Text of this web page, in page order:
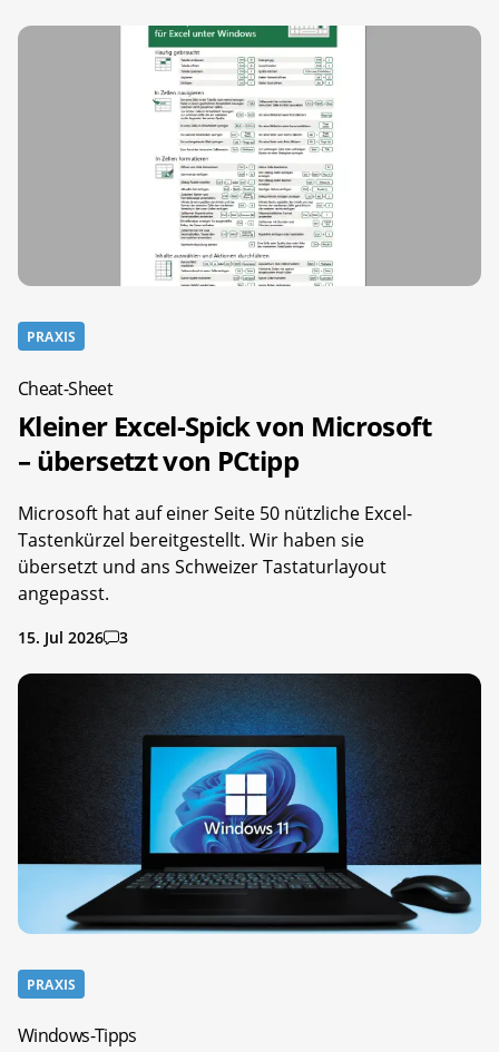
PRAXIS
Cheat-Sheet
Kleiner Excel-Spick von Microsoft
– übersetzt von PCtipp
Microsoft hat auf einer Seite 50 nützliche Excel-
Tastenkürzel bereitgestellt. Wir haben sie
übersetzt und ans Schweizer Tastaturlayout
angepasst.
15. Jul 2026 3
PRAXIS
Windows-Tipps